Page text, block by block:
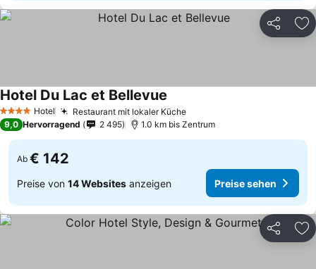
Teilen
4 Sterne Hotel Restaurant mit lokaler Küche
Hotel Du Lac et Bellevue
9,0 Hervorragend 2 495 1.0 km bis Zentrum
Ab € 142
Preise von 14 Websites anzeigen Preise sehen
Teilen